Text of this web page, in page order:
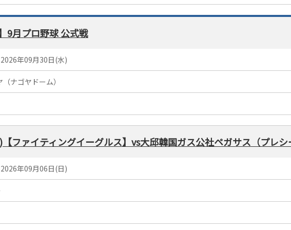
9月プロ野球 公式戦
年09月30日(水)
ナゴヤドーム）
ファイティングイーグルス】vs大邱韓国ガス公社ペガサス（プレシ
年09月06日(日)